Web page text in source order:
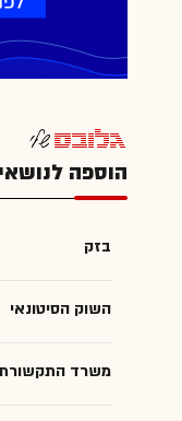
הוספה
בזק
השוק הסיטונאי
משרד